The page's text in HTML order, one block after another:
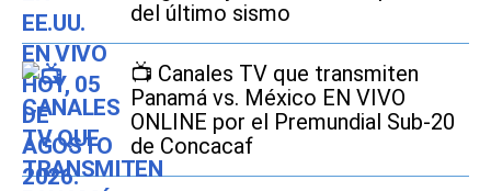
del último sismo
📺 Canales TV que transmiten
Panamá vs. México EN VIVO
ONLINE por el Premundial Sub-20
de Concacaf